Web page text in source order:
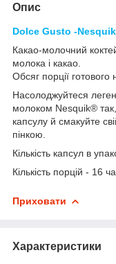
Опис
Dolce Gusto -Nesquik
Какао-молочний
молока і какао
Обсяг порції
Насолоджуйтеся
молоком Nesquik®
капсулу й смакуйте
пінкою.​
Кількість капсул в
Кількість порцій - 16
Приховати
Характеристики